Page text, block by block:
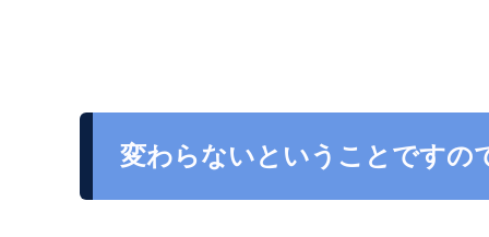
変わらないということですの